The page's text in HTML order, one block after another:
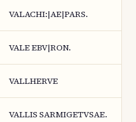
VALACHI:|AE|PARS.
VALE EBV|RON.
VALLHERVE
VALLIS SARMIGETVSAE.